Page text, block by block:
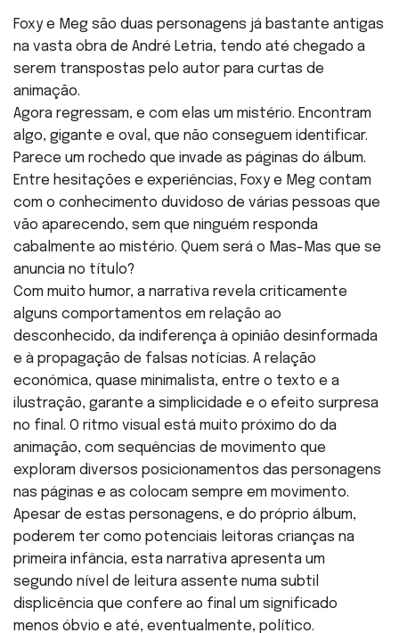
Foxy e Meg são duas personagens já bastante antigas
na vasta obra de André Letria, tendo até chegado a
serem transpostas pelo autor para curtas de
animação.
Agora regressam, e com elas um mistério. Encontram
algo, gigante e oval, que não conseguem identificar.
Parece um rochedo que invade as páginas do álbum.
Entre hesitações e experiências, Foxy e Meg contam
com o conhecimento duvidoso de várias pessoas que
vão aparecendo, sem que ninguém responda
cabalmente ao mistério. Quem será o Mas-Mas que se
anuncia no título?
Com muito humor, a narrativa revela criticamente
alguns comportamentos em relação ao
desconhecido, da indiferença à opinião desinformada
e à propagação de falsas notícias. A relação
económica, quase minimalista, entre o texto e a
ilustração, garante a simplicidade e o efeito surpresa
no final. O ritmo visual está muito próximo do da
animação, com sequências de movimento que
exploram diversos posicionamentos das personagens
nas páginas e as colocam sempre em movimento.
Apesar de estas personagens, e do próprio álbum,
poderem ter como potenciais leitoras crianças na
primeira infância, esta narrativa apresenta um
segundo nível de leitura assente numa subtil
displicência que confere ao final um significado
menos óbvio e até, eventualmente, político.